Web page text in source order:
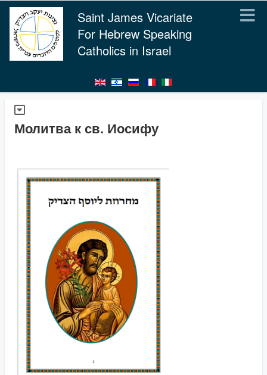
Saint James Vicariate
For Hebrew Speaking
Catholics in Israel
Молитва к св. Иосифу